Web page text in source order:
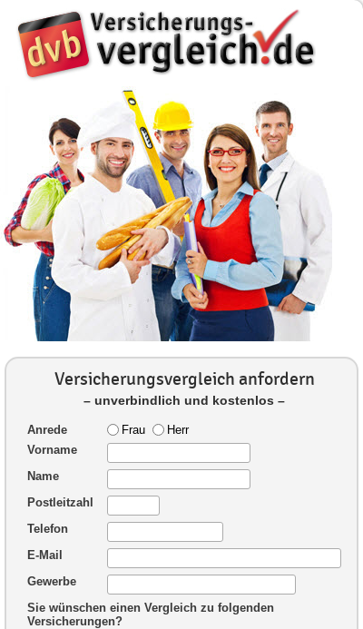
Versicherungsvergleich anfordern
– unverbindlich und kostenlos –
Anrede Frau
Herr
Vorname
Name
Postleitzahl
Telefon
E-Mail
Gewerbe
Sie wünschen einen Vergleich zu folgenden
Versicherungen?